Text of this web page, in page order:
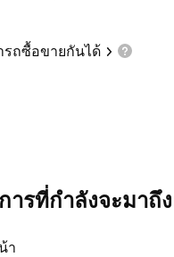
ถซื้อขายกันได้
ารที่กำลังจะมาถึง
า